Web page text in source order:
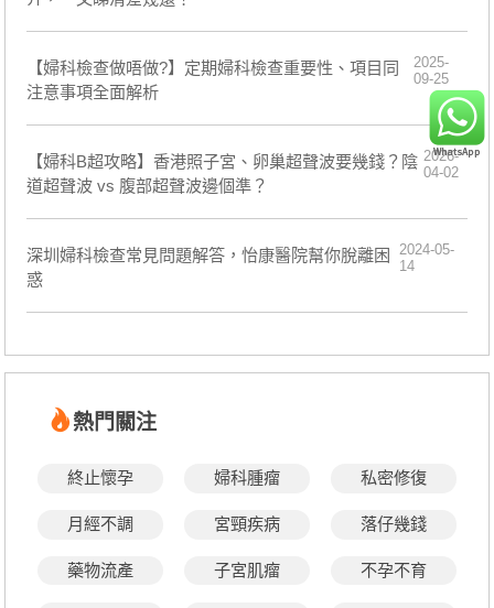
【婦科檢查做唔做?】定期婦科檢查重要性、項目同
注意事項全面解析
2025-
09-25
【婦科B超攻略】香港照子宮、卵巢超聲波要幾錢？陰
道超聲波 vs 腹部超聲波邊個準？
2026-
04-02
深圳婦科檢查常見問題解答，怡康醫院幫你脫離困
惑
2024-05-
14
熱門關注
終止懷孕 婦科腫瘤 私密修復
月經不調 宮頸疾病 落仔幾錢
藥物流產 子宮肌瘤 不孕不育